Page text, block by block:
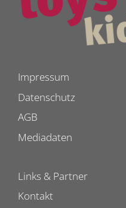
Impressum
Datenschutz
AGB
Mediadaten
Links & Partner
Kontakt